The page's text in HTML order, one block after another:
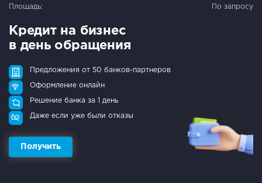
Площадь: По запросу
Кредит на бизнес
в день обращения
Предложения от 50 банков-партнеров
Оформление онлайн
Решение банка за 1 день
Даже если уже были отказы
Получить